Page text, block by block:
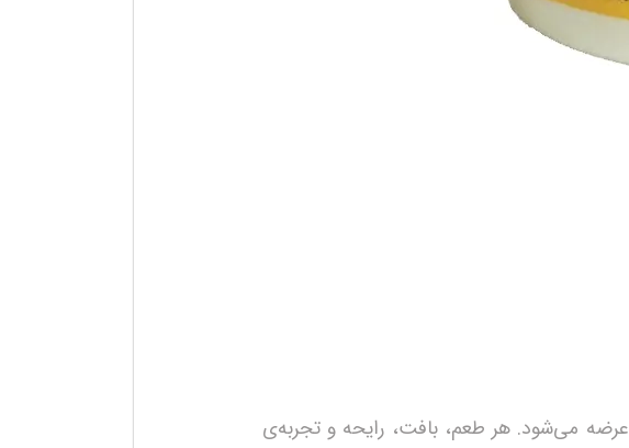
عرضه می‌شود. هر طعم، بافت، رایحه و تجربه‌ی